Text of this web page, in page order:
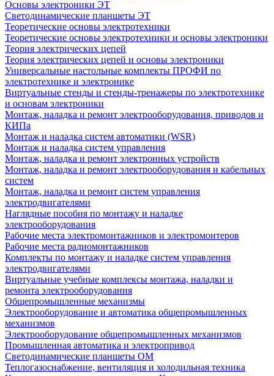
Основы электроники ЭТ
Светодинамические планшеты ЭТ
Теоретические основы электротехники
Теоретические основы электротехники и основы электроники
Теория электрических цепей
Теория электрических цепей и основы электроники
Универсальные настольные комплекты ПРОФИ по
электротехнике и электронике
Виртуальные стенды и стенды-тренажеры по электротехнике
и основам электроники
Монтаж, наладка и ремонт электрооборудования, приводов и
КИПа
Монтаж и наладка систем автоматики (WSR)
Монтаж и наладка систем управления
Монтаж, наладка и ремонт электронных устройств
Монтаж, наладка и ремонт электрооборудования и кабельных
систем
Монтаж, наладка и ремонт систем управления
электродвигателями
Наглядные пособия по монтажу и наладке
электрооборудования
Рабочие места электромонтажников и электромонтеров
Рабочие места радиомонтажников
Комплекты по монтажу и наладке систем управления
электродвигателями
Виртуальные учебные комплексы монтажа, наладки и
ремонта электрооборудования
Общепромышленные механизмы
Электрооборудование и автоматика общепромышленных
механизмов
Электрооборудование общепромышленных механизмов
Промышленная автоматика и электропривод
Светодинамические планшеты ОМ
Теплогазоснабжение, вентиляция и холодильная техника